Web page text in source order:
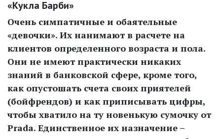
«Кукла Барби»
Очень симпатичные и обаятельные
«девочки». Их нанимают в расчете на
клиентов определенного возраста и пола.
Они не имеют практически никаких
знаний в банковской сфере, кроме того,
как опустошать счета своих приятелей
(бойфрендов) и как приписывать цифры,
чтобы хватило на ту новенькую сумочку от
Prada. Единственное их назначение –